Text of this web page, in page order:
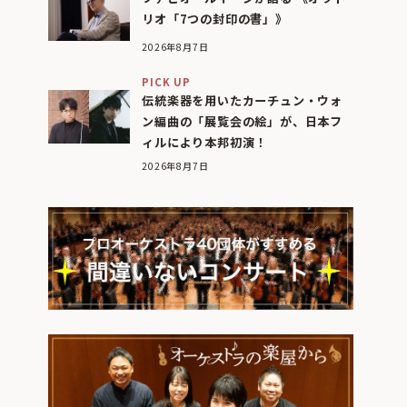
リオ「7つの封印の書」》
2026年8月7日
PICK UP
伝統楽器を用いたカーチュン・ウォ
ン編曲の「展覧会の絵」が、日本フ
ィルにより本邦初演！
2026年8月7日